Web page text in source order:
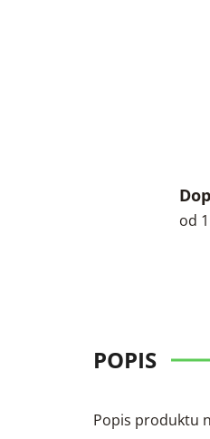
od
POPIS
Popis produktu